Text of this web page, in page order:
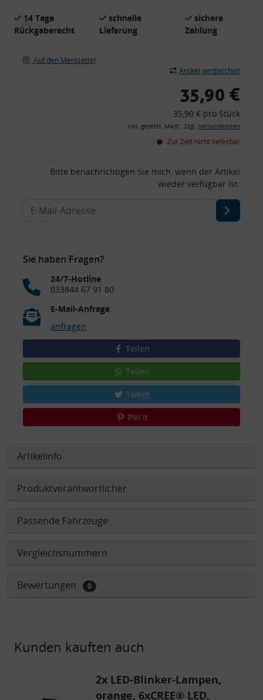
14 Tage
Rückgaberecht
schnelle
Lieferung
sichere
Zahlung
Auf den Merkzettel
Artikel vergleichen
35,90 €
35,90 € pro Stück
inkl. gesetzl. MwSt., zzgl. Versandkosten
Zur Zeit nicht lieferbar
Bitte benachrichtigen Sie mich, wenn der Artikel
wieder verfügbar ist:
Sie haben Fragen?
24/7-Hotline
033844 67 91 80
E-Mail-Anfrage
anfragen
Teilen
Teilen
Tweet
Pin it
Artikelinfo
Produktverantwortlicher
Passende Fahrzeuge
Vergleichsnummern
Bewertungen 0
Kunden kauften auch
2x LED-Blinker-Lampen,
orange, 6xCREE® LED,